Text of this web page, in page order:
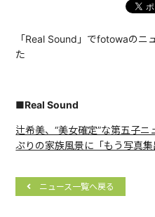
「Real Sound」でfotowaのニ
た
■Real Sound
辻希美、“美女確定”な第五子
ぷりの家族風景に「もう写真集
ニュース一覧へ戻る